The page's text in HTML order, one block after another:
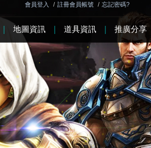
會員登入 / 註冊會員帳號 / 忘記密碼?